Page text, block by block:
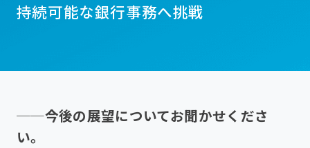
持続可能な銀行事務へ挑戦
──今後の展望についてお聞かせくださ
い。